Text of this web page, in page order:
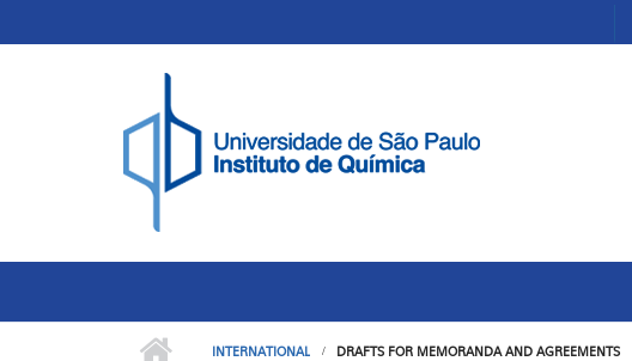
INTERNATIONAL DRAFTS FOR MEMORANDA AND AGREEMENTS